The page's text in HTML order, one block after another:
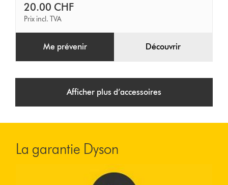
20.00 CHF
Prix incl. TVA
Me prévenir Découvrir
Afficher plus d’accessoires
La garantie Dyson